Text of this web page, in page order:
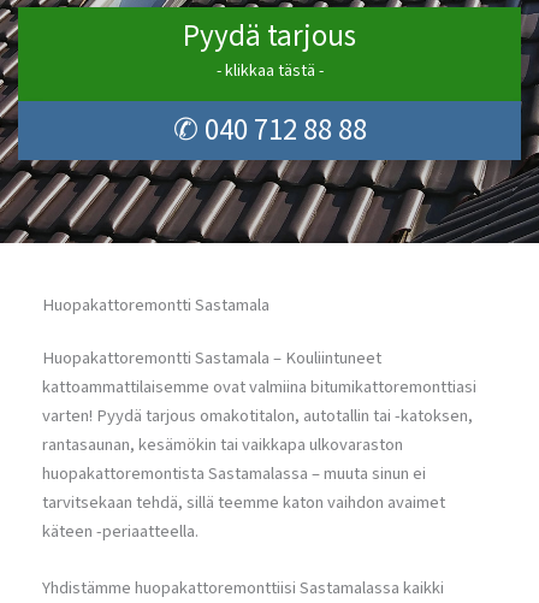
Pyydä tarjous
- klikkaa tästä -
✆ 040 712 88 88
Huopakattoremontti Sastamala
Huopakattoremontti Sastamala – Kouliintuneet
kattoammattilaisemme ovat valmiina bitumikattoremonttiasi
varten! Pyydä tarjous omakotitalon, autotallin tai -katoksen,
rantasaunan, kesämökin tai vaikkapa ulkovaraston
huopakattoremontista Sastamalassa – muuta sinun ei
tarvitsekaan tehdä, sillä teemme katon vaihdon avaimet
käteen -periaatteella.
Yhdistämme huopakattoremonttiisi Sastamalassa kaikki